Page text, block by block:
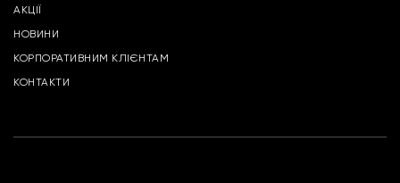
АКЦІЇ
НОВИНИ
КОРПОРАТИВНИМ КЛІЄНТАМ
КОНТАКТИ